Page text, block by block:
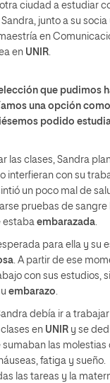
ciudad a estudiar
junto a su socia
en
en UNIR.
que pudimos
una opción
podido
las clases, Sandra
interfieran con su
un poco mal de
pruebas de sangre
estaba embarazada.
para ella y su
. A partir de ese
con sus estudios,
embarazo.
debía ir a trabajar
en UNIR y se
sumaban las
fatiga y
las tareas y la